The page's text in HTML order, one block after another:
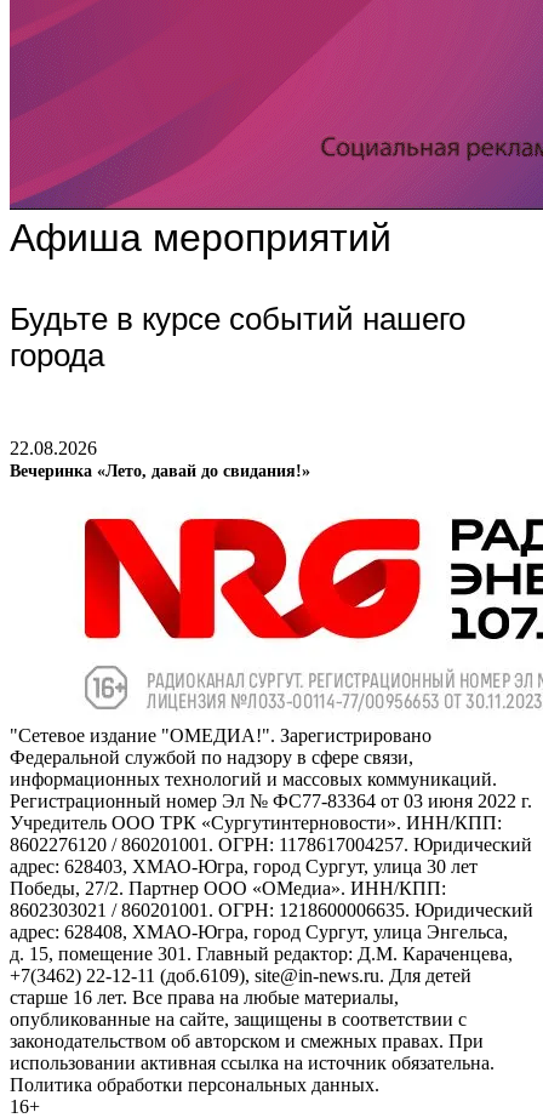
Афиша мероприятий
Будьте в курсе событий нашего
города
22.08.2026
Вечеринка «Лето, давай до свидания!»
"Сетевое издание "ОМЕДИА!". Зарегистрировано
Федеральной службой по надзору в сфере связи,
информационных технологий и массовых коммуникаций.
Регистрационный номер Эл № ФС77-83364 от 03 июня 2022 г.
Учредитель ООО ТРК «Сургутинтерновости». ИНН/КПП:
8602276120 / 860201001. ОГРН: 1178617004257. Юридический
адрес: 628403, ХМАО-Югра, город Сургут, улица 30 лет
Победы, 27/2. Партнер ООО «ОМедиа». ИНН/КПП:
8602303021 / 860201001. ОГРН: 1218600006635. Юридический
адрес: 628408, ХМАО-Югра, город Сургут, улица Энгельса,
д. 15, помещение 301. Главный редактор: Д.М. Караченцева,
+7(3462) 22-12-11 (доб.6109), site@in-news.ru. Для детей
старше 16 лет. Все права на любые материалы,
опубликованные на сайте, защищены в соответствии с
законодательством об авторском и смежных правах. При
использовании активная ссылка на источник обязательна.
Политика обработки персональных данных.
16+